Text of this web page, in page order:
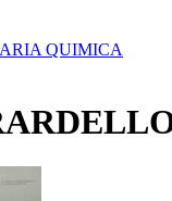
QUIMICA